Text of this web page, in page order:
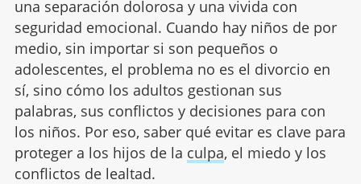
una separación dolorosa y una vivida con
seguridad emocional. Cuando hay niños de por
medio, sin importar si son pequeños o
adolescentes, el problema no es el divorcio en
sí, sino cómo los adultos gestionan sus
palabras, sus conflictos y decisiones para con
los niños. Por eso, saber qué evitar es clave para
proteger a los hijos de la culpa, el miedo y los
conflictos de lealtad.